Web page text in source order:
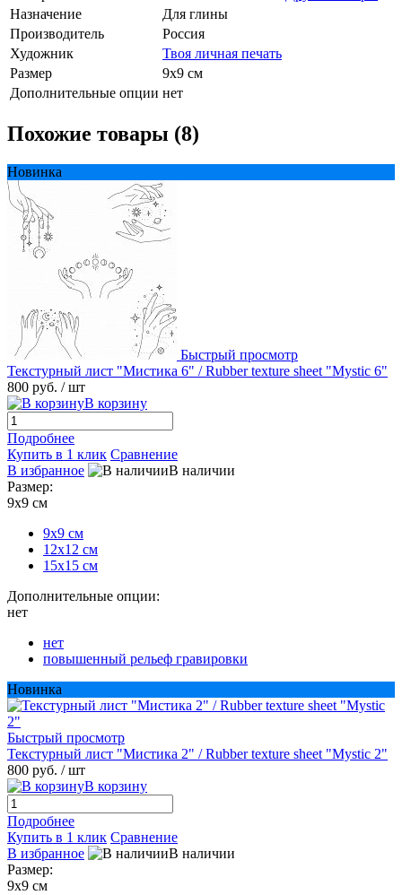
Назначение
Для глины
Производитель
Россия
Художник
Твоя личная печать
Размер
9х9 см
Дополнительные опции нет
Похожие товары (8)
Новинка
Быстрый просмотр
Текстурный лист "Мистика 6" / Rubber texture sheet "Mystic 6"
800 руб. / шт
В корзину
Подробнее
Купить в 1 клик Сравнение
В избранное
В наличии
Размер:
9х9 см
9х9 см
12х12 см
15х15 см
Дополнительные опции:
нет
нет
повышенный рельеф гравировки
Новинка
Быстрый просмотр
Текстурный лист "Мистика 2" / Rubber texture sheet "Mystic 2"
800 руб. / шт
В корзину
Подробнее
Купить в 1 клик Сравнение
В избранное
В наличии
Размер:
9х9 см